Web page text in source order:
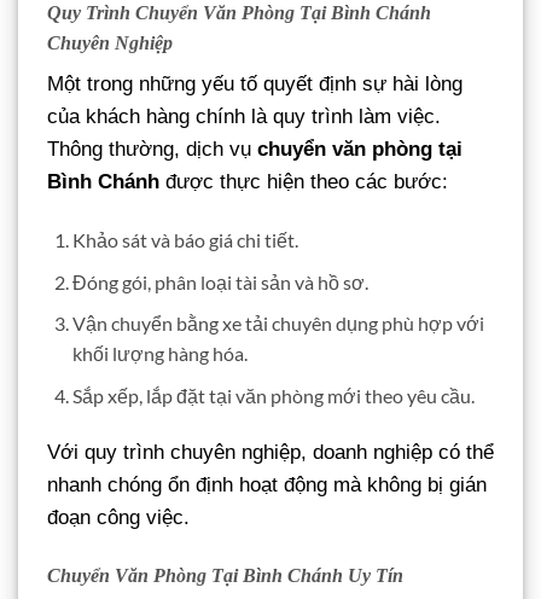
Quy Trình Chuyển Văn Phòng Tại Bình Chánh
Chuyên Nghiệp
Một trong những yếu tố quyết định sự hài lòng
của khách hàng chính là quy trình làm việc.
Thông thường, dịch vụ chuyển văn phòng tại
Bình Chánh được thực hiện theo các bước:
Khảo sát và báo giá chi tiết.
Đóng gói, phân loại tài sản và hồ sơ.
Vận chuyển bằng xe tải chuyên dụng phù hợp với
khối lượng hàng hóa.
Sắp xếp, lắp đặt tại văn phòng mới theo yêu cầu.
Với quy trình chuyên nghiệp, doanh nghiệp có thể
nhanh chóng ổn định hoạt động mà không bị gián
đoạn công việc.
Chuyển Văn Phòng Tại Bình Chánh Uy Tín